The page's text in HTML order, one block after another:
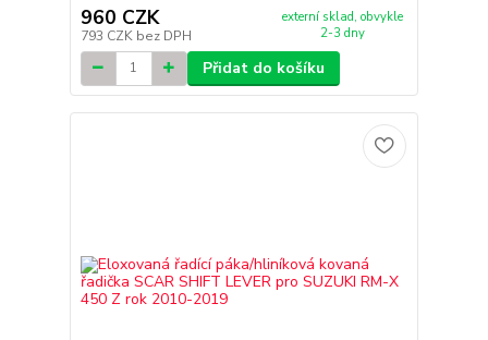
960 CZK
793 CZK bez DPH
externí sklad, obvykle
2-3 dny
Přidat do košíku